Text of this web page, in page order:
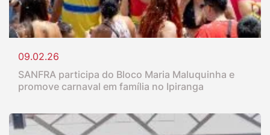
09.02.26
SANFRA participa do Bloco Maria Maluquinha e
promove carnaval em família no Ipiranga